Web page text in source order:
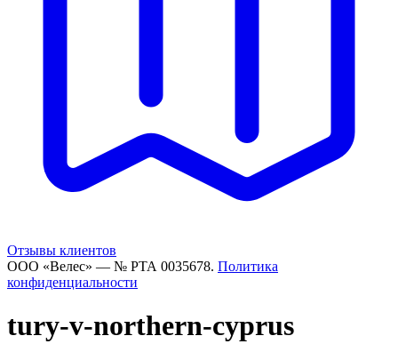
Отзывы клиентов
ООО «Велес» — № РТА 0035678. Политика
конфиденциальности
tury-v-northern-cyprus